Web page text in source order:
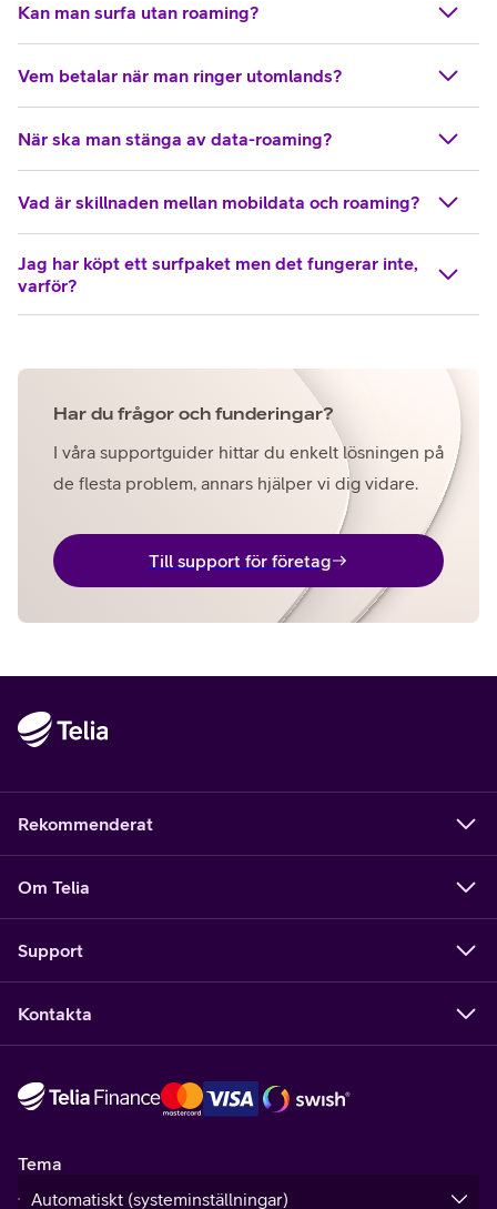
Kan man surfa utan roaming?
Vem betalar när man ringer utomlands?
När ska man stänga av data-roaming?
Vad är skillnaden mellan mobildata och roaming?
Jag har köpt ett surfpaket men det fungerar inte,
varför?
Har du frågor och funderingar?
I våra supportguider hittar du enkelt lösningen på
de flesta problem, annars hjälper vi dig vidare.
Till support för företag
Rekommenderat
Om Telia
Support
Kontakta
Tema